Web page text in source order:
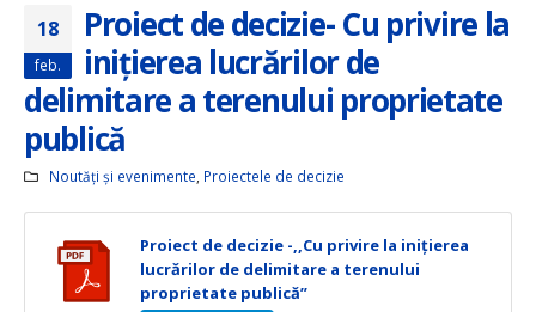
18
feb.
Proiect de decizie- Cu privire la
inițierea lucrărilor de
delimitare a terenului proprietate
publică
Noutăți și evenimente Proiectele de decizie
Proiect de decizie -,,Cu privire la inițierea
lucrărilor de delimitare a terenului
proprietate publică”